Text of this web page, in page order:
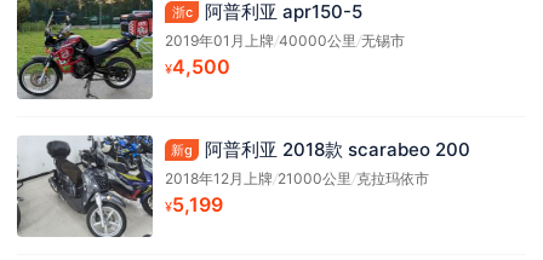
浙c 阿普利亚 apr150-5
2019年01月上牌/40000公里 /无锡市
¥4,500
新g 阿普利亚 2018款 scarabeo 200
2018年12月上牌/21000公里 /克拉玛依市
¥5,199